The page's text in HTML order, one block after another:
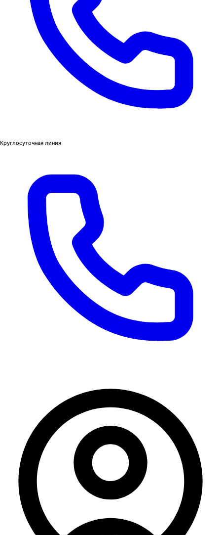
Круглосуточная линия